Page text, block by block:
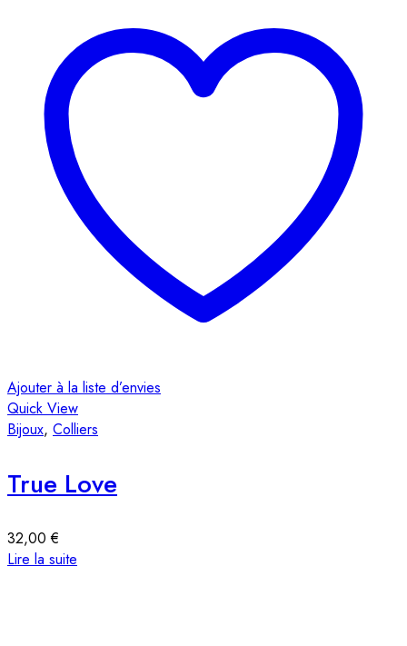
Ajouter à la liste d’envies
Quick View
Bijoux, Colliers
True Love
32,00€
Lire la suite